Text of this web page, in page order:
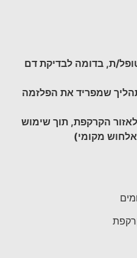
ת, בדומה לבדיקת דם
שמפריד את הפלזמה
הקרקפת, תוך שימוש
מקומי)